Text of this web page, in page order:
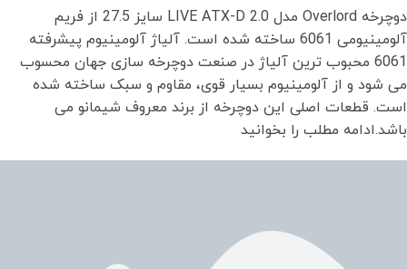
دوچرخه Overlord مدل LIVE ATX-D 2.0 سایز 27.5 از فریم
آلومینیومی 6061 ساخته شده است. آلیاژ آلومینیوم پیشرفته
6061 محبوب ترین آلیاژ در صنعت دوچرخه سازی جهان محسوب
می شود و از آلومینیوم بسیار قوی، مقاوم و سبک ساخته شده
است. قطعات اصلی این دوچرخه از برند معروف شیمانو می
باشد.ادامه مطلب را بخوانید